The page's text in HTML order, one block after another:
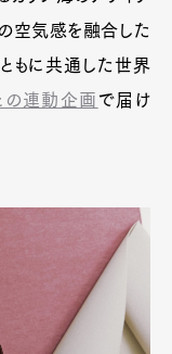
Cars
空気感を融合した
ともに共通した世界
の連動企画 で届け